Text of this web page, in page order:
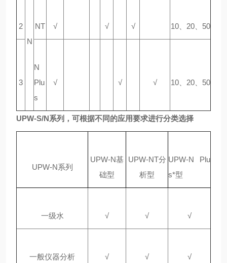
N
2 NT √ √ √ 10、20、50
3
N
Plu
s
√ √ √ 10、20、50
UPW-S/N系列，可根据不同的应用要求进行分类选择
UPW-N系列
UPW-N基
础型
UPW-NT分
析型
UPW-N Plu
s*型
一级水 √ √ √
一般仪器分析 √ √ √